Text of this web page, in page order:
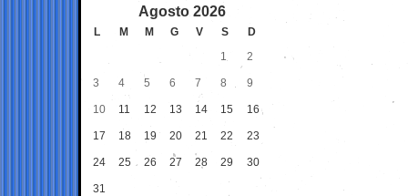
Agosto 2026
L M M G V S
D
1
2
3 4 5 6 7 8 9
10 11 12 13 14 15 16
17 18 19 20 21 22 23
24 25 26 27 28 29 30
31